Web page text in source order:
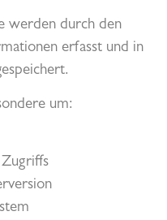
werden durch den
erfasst und in
um: